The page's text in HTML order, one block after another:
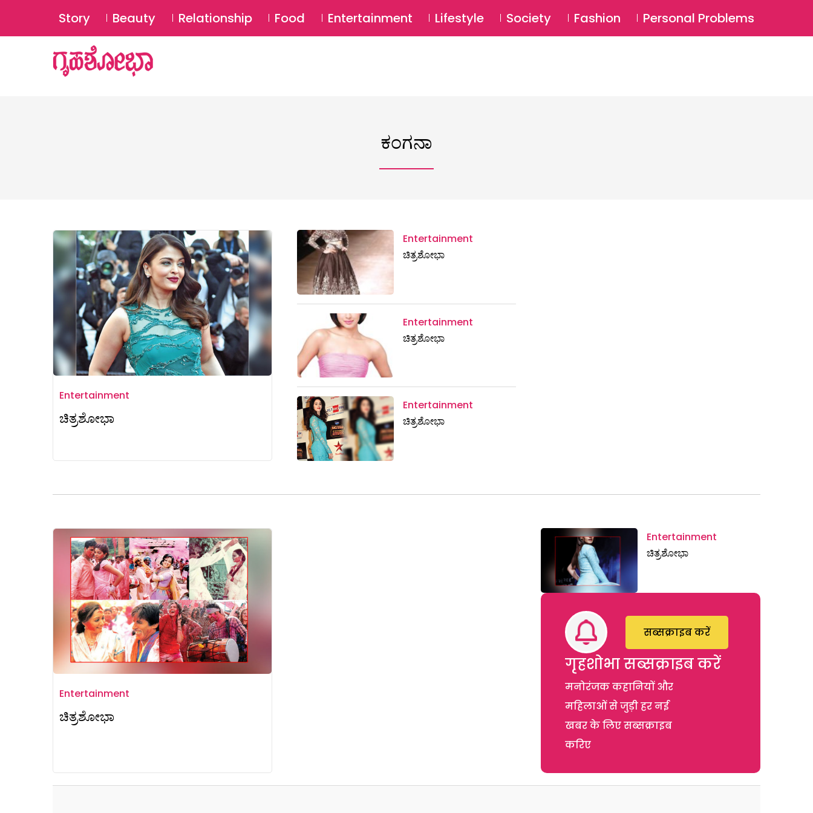
SUBSCRIBE Login ⚲
Story Beauty Relationship Food Entertainment Lifestyle Society Fashion Personal Problems
ಕಂಗನಾ
Entertainment
ಚಿತ್ರಶೋಭಾ
Entertainment
ಚಿತ್ರಶೋಭಾ
Entertainment
ಚಿತ್ರಶೋಭಾ
Entertainment
ಚಿತ್ರಶೋಭಾ
Entertainment
ಚಿತ್ರಶೋಭಾ
Entertainment
ಚಿತ್ರಶೋಭಾ
गृहशोभा सब्सक्राइब करें
मनोरंजक कहानियों और
महिलाओं से जुड़ी हर नई
खबर के लिए सब्सक्राइब
करिए
सब्सक्राइब करें